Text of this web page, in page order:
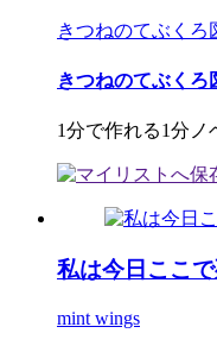
きつねのてぶくろ
きつねのてぶくろ
1分で作れる1分ノ
私は今日ここで
mint wings